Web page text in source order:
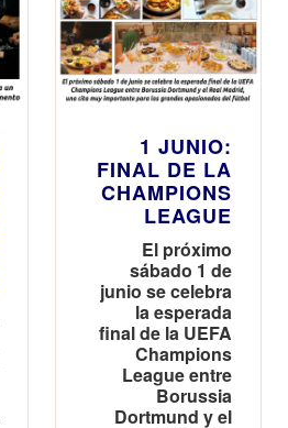
1 JUNIO:
FINAL DE LA
CHAMPIONS
LEAGUE
El próximo
sábado 1 de
junio se celebra
la esperada
final de la UEFA
Champions
League entre
Borussia
Dortmund y el